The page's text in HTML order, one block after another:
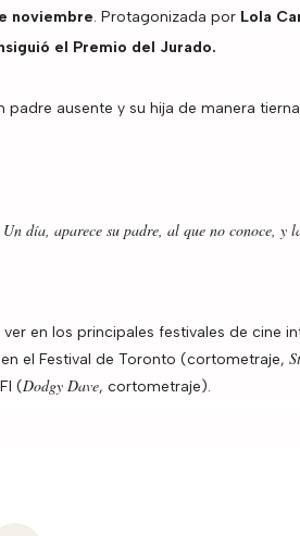
noviembre. Protagonizada por Lola
el Premio del Jurado.
ausente y su hija de manera
día, aparece su padre, al que no conoce,
en los principales festivales de cine
el Festival de Toronto (cortometraje,
(Dodgy Dave, cortometraje).